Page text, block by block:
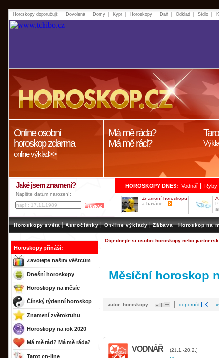
Horoskopy doporučují: Dovolená Domy Kypr Horoskopy Daň Odklad Sídlo
Online osobní
horoskop zdarma
online výklad>>
Má mě ráda?
Má mě rád?
Jaké jsem znamení?
Napište datum narození:
HOROSKOPY DNES: Vodnář Ryby
Znamení horoskopu
a havárie.
Horoskopy světa | Astročlánky | On-line výklady | Zábava | Horoskop na
Horoskopy přínáší:
Zavolejte našim věštcům
Dnešní horoskopy
Horoskopy na měsíc
Čínský týdenní horoskop
Znamení zvěrokruhu
Horoskopy na rok 2020
Má mě rád? Má mě ráda?
Tarot on-line
Objednejte si osobní horoskopy nebo
Měsíční horoskop
autor: horoskopy | | doporučit |
VODNÁŘ (21.1.-20.2.)